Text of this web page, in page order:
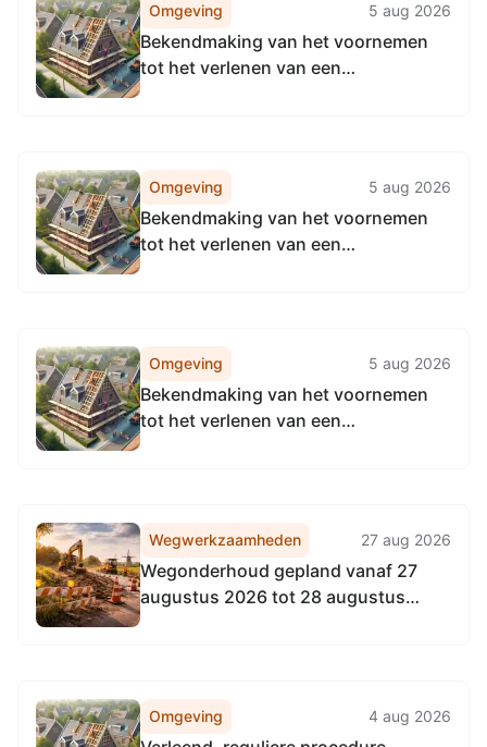
Omgeving 5 aug 2026
Bekendmaking van het voornemen
tot het verlenen van een
Omgeving 5 aug 2026
Bekendmaking van het voornemen
tot het verlenen van een
Omgeving 5 aug 2026
Bekendmaking van het voornemen
tot het verlenen van een
Wegwerkzaamheden 27 aug 2026
Wegonderhoud gepland vanaf 27
augustus 2026 tot 28 augustus
Omgeving 4 aug 2026